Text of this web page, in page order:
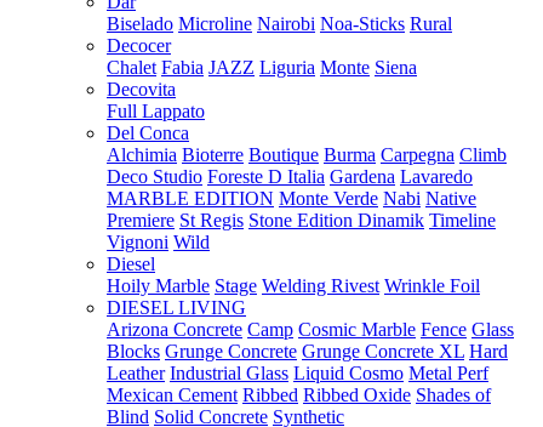
Biselado Microline Nairobi Noa-Sticks Rural
Decocer
Chalet Fabia JAZZ Liguria Monte Siena
Decovita
Full Lappato
Del Conca
Alchimia Bioterre Boutique Burma Carpegna Climb
Deco Studio Foreste D Italia Gardena Lavaredo
MARBLE EDITION Monte Verde Nabi Native
Premiere St Regis Stone Edition Dinamik Timeline
Vignoni Wild
Diesel
Hoily Marble Stage Welding Rivest Wrinkle Foil
DIESEL LIVING
Arizona Concrete Camp Cosmic Marble Fence Glass
Blocks Grunge Concrete Grunge Concrete XL Hard
Leather Industrial Glass Liquid Cosmo Metal Perf
Mexican Cement Ribbed Ribbed Oxide Shades of
Blind Solid Concrete Synthetic